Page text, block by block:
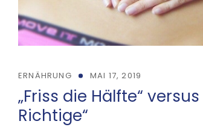
ERNÄHRUNG MAI 17, 2019
„Friss die Hälfte“ versus
Richtige“